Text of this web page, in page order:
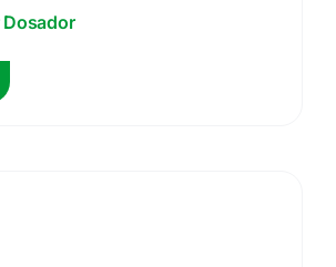
Dosador